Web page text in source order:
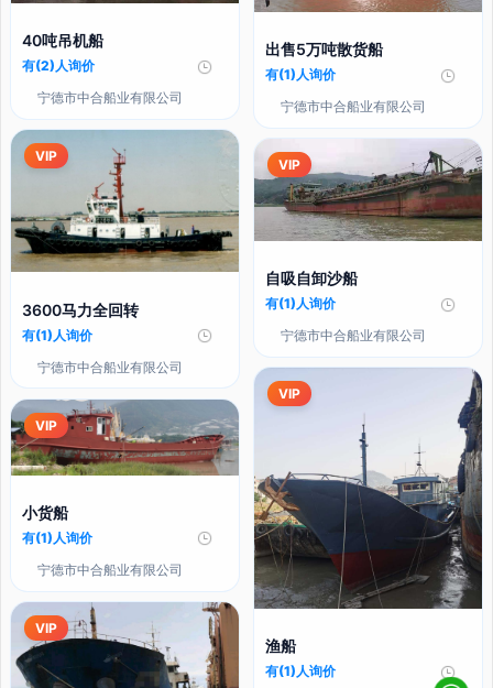
40吨吊机船
有(2)人询价
宁德市中合船业有限公司
VIP
3600马力全回转
有(1)人询价
宁德市中合船业有限公司
VIP
小货船
有(1)人询价
宁德市中合船业有限公司
VIP
出售5万吨散货船
有(1)人询价
宁德市中合船业有限公司
VIP
自吸自卸沙船
有(1)人询价
宁德市中合船业有限公司
VIP
渔船
有(1)人询价